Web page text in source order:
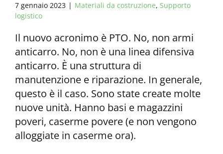
7 gennaio 2023 | Materiali da costruzione, Supporto
logistico
Il nuovo acronimo è PTO. No, non armi
anticarro. No, non è una linea difensiva
anticarro. È una struttura di
manutenzione e riparazione. In generale,
questo è il caso. Sono state create molte
nuove unità. Hanno basi e magazzini
poveri, caserme povere (e non vengono
alloggiate in caserme ora).